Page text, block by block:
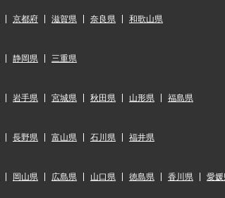
京都府 滋賀県 奈良県 和歌山県
静岡県 三重県
岩手県 宮城県 秋田県 山形県 福島県
長野県 富山県 石川県 福井県
岡山県 広島県 山口県 徳島県 香川県 愛